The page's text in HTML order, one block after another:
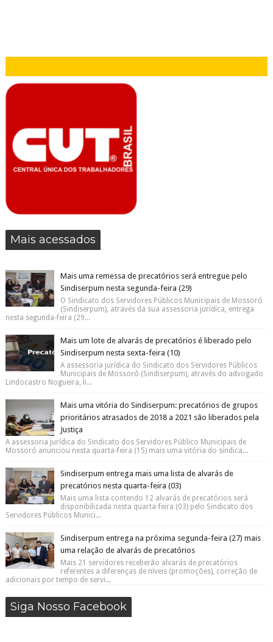
Mais acessados
Mais uma remessa de precatórios será entregue pelo
Sindiserpum nesta segunda-feira (29)
O Sindicato dos Servidores Públicos Municipais de Mossoró
(Sindiserpum), através da sua assessoria jurídica, entrega
nesta segunda-feira (29...
Mais um lote de alvarás de precatórios é liberado pelo
Sindiserpum nesta sexta-feira (10)
A assessoria jurídica do Sindicato dos Servidores Públicos
Municipais de Mossoró (Sindiserpum), através do advogado
Lindocastro Nogueira, li...
Mais uma vitória do Sindiserpum: precatórios de grupos
prioritários atrasados de 2018 a 2021 são liberados pela
Justiça
A assessoria jurídica do Sindicato dos Servidores Público Municipais de
Mossoró anunciou nesta quarta-feira (15) mais uma vitória do sindica...
Sindiserpum entrega mais uma lista de alvarás de
precatórios nesta quarta-feira (03)
Mais uma lista contendo 12 alvarás de precatórios será
disponibilizada nesta quarta-feira (03) pelo Sindicato dos
Servidores Públicos Munici...
Sindiserpum entrega na próxima segunda-feira (27) mais
uma relação de alvarás de precatórios
Mais 21 servidores receberão alvarás de precatórios
referentes a diferenças de níveis (promoções), correção de
adicionais por tempo de servi...
Siga Nosso Facebook